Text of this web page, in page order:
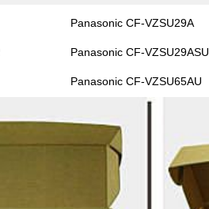
Panasonic CF-VZSU29A
Panasonic CF-VZSU29ASU
Panasonic CF-VZSU65AU